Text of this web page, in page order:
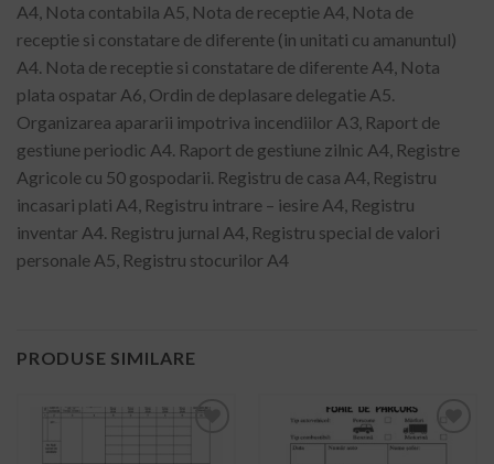
A4, Nota contabila A5, Nota de receptie A4, Nota de
receptie si constatare de diferente (in unitati cu amanuntul)
A4. Nota de receptie si constatare de diferente A4, Nota
plata ospatar A6, Ordin de deplasare delegatie A5.
Organizarea apararii impotriva incendiilor A3, Raport de
gestiune periodic A4. Raport de gestiune zilnic A4, Registre
Agricole cu 50 gospodarii. Registru de casa A4, Registru
incasari plati A4, Registru intrare – iesire A4, Registru
inventar A4. Registru jurnal A4, Registru special de valori
personale A5, Registru stocurilor A4
PRODUSE SIMILARE